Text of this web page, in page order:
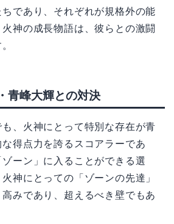
であり、それぞれが規格外の能
神の成長物語は、彼らとの激闘
青峰大輝との対決
、火神にとって特別な存在が青
得点力を誇るスコアラーであ
ーン」に入ることができる選
神にとっての「ゾーンの先達」
みであり、超えるべき壁でもあ